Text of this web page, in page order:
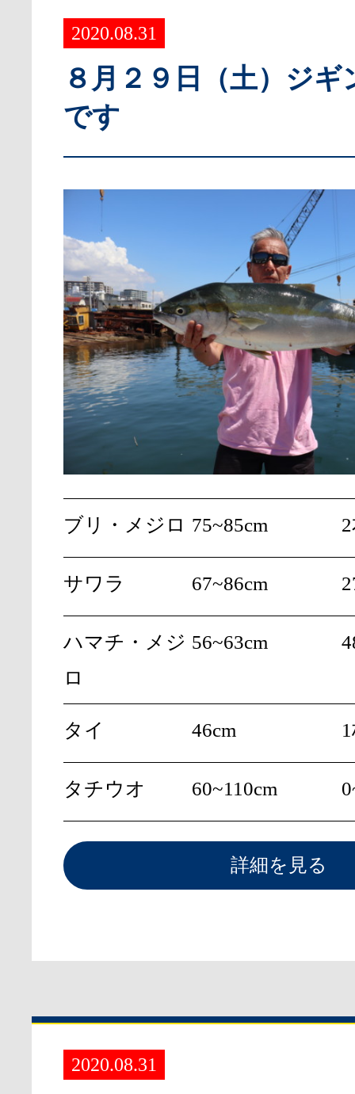
2020.08.31
８月２９日（土）ジギ
です
ブリ・メジロ 75~85cm
サワラ 67~86cm
ハマチ・メジ
ロ
56~63cm
タイ 46cm
タチウオ 60~110cm
詳細を見る
2020.08.31